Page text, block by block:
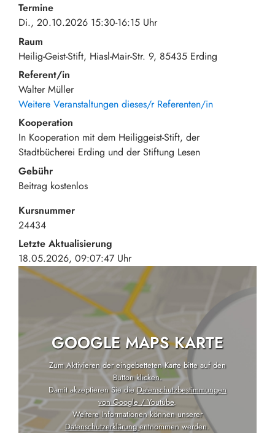
Termine
Di., 20.10.2026 15:30-16:15 Uhr
Raum
Heilig-Geist-Stift Hiasl-Mair-Str. 9 85435 Erding
Referent/in
Walter Müller
Weitere Veranstaltungen dieses/r Referenten/in
Kooperation
In Kooperation mit dem Heiliggeist-Stift, der
Stadtbücherei Erding und der Stiftung Lesen
Gebühr
Beitrag kostenlos
Kursnummer
24434
Letzte Aktualisierung
18.05.2026, 09:07:47 Uhr
GOOGLE MAPS KARTE
Zum Aktivieren der eingebetteten Karte bitte auf den
Button klicken.
Damit akzeptieren Sie dieDatenschutzbestimmungen
von Google / Youtube.
Weitere Informationen können unserer
Datenschutzerklärungentnommen werden.